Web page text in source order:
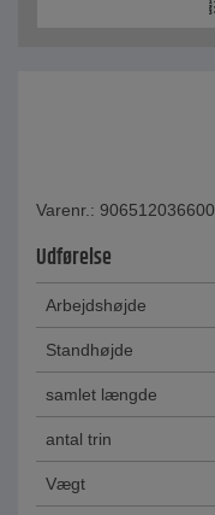
Varenr.: 906512036600
Udførelse
Arbejdshøjde
Standhøjde
samlet længde
antal trin
Vægt